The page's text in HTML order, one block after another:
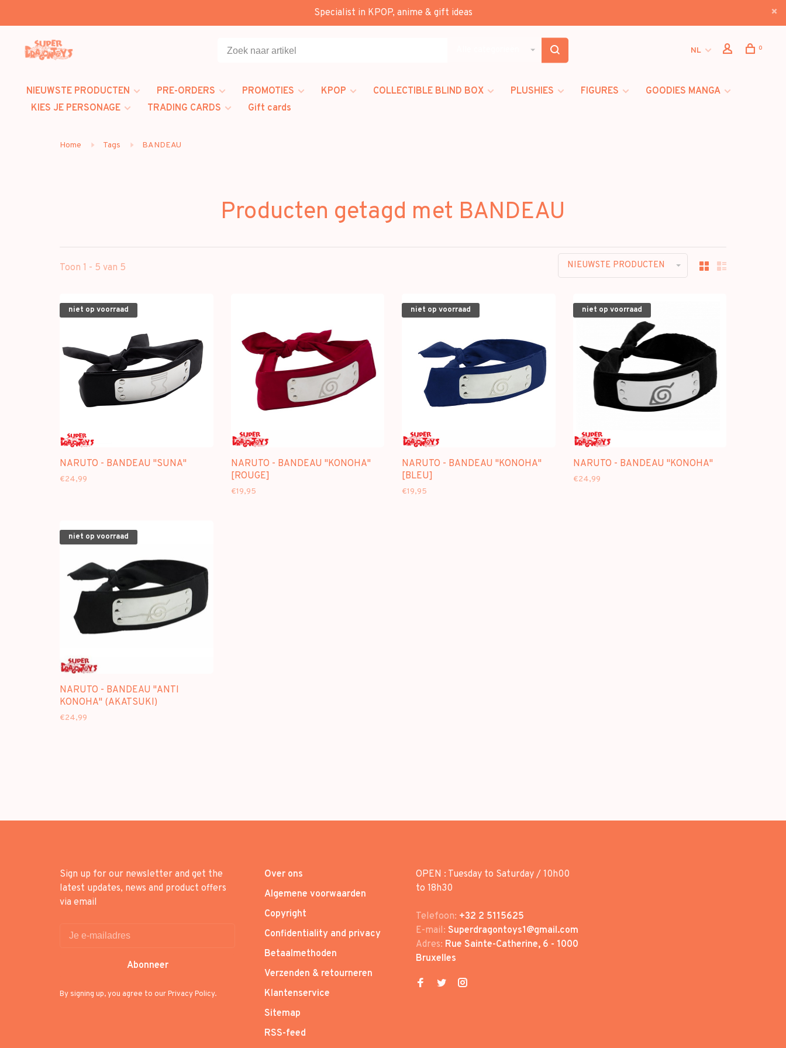
Specialist in KPOP, anime & gift ideas
NL 0
NIEUWSTE PRODUCTEN PRE-ORDERS PROMOTIES KPOP COLLECTIBLE BLIND BOX PLUSHIES FIGURES
GOODIES MANGA
KIES JE PERSONAGE
TRADING CARDS Gift cards
Home Tags BANDEAU
Producten getagd met BANDEAU
Toon 1 - 5 van 5 NIEUWSTE PRODUCTEN
niet op voorraad
NARUTO - BANDEAU "SUNA"
€24,99
NARUTO - BANDEAU "KONOHA"
[ROUGE]
€19,95
niet op voorraad
NARUTO - BANDEAU "KONOHA"
[BLEU]
€19,95
niet op voorraad
NARUTO - BANDEAU "KONOHA"
€24,99
niet op voorraad
NARUTO - BANDEAU "ANTI
KONOHA" (AKATSUKI)
€24,99
Sign up for our newsletter and get the
latest updates, news and product offers
via email
Abonneer
By signing up, you agree to our Privacy Policy.
Over ons
Algemene voorwaarden
Copyright
Confidentiality and privacy
Betaalmethoden
Verzenden & retourneren
Klantenservice
Sitemap
RSS-feed
OPEN : Tuesday to Saturday / 10h00
to 18h30
Telefoon: +32 2 5115625
E-mail: Superdragontoys1@gmail.com
Adres: Rue Sainte-Catherine, 6 - 1000
Bruxelles